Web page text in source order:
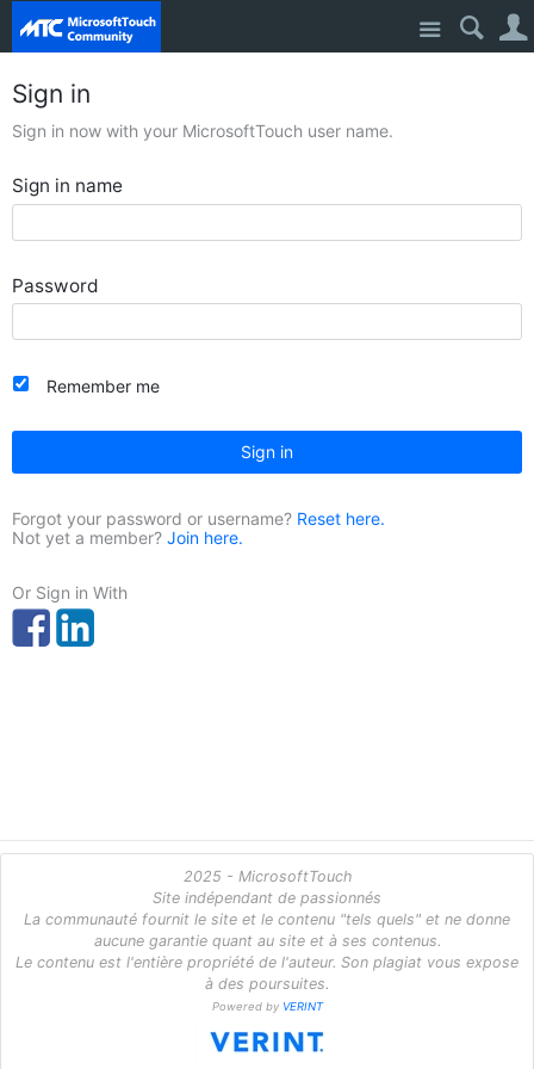
Site
Sign in
Sign in now with your MicrosoftTouch user name.
Sign in name
Password
Remember me
Sign in
Forgot your password or username? Reset here.
Not yet a member? Join here.
Or Sign in With
2025 - MicrosoftTouch
Site indépendant de passionnés
La communauté fournit le site et le contenu "tels quels" et ne donne
aucune garantie quant au site et à ses contenus.
Le contenu est l'entière propriété de l'auteur. Son plagiat vous expose
à des poursuites.
Powered by VERINT